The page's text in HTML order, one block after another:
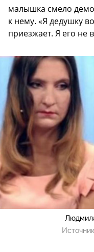
малышка смело
к нему. «Я дедушку
приезжает. Я его не